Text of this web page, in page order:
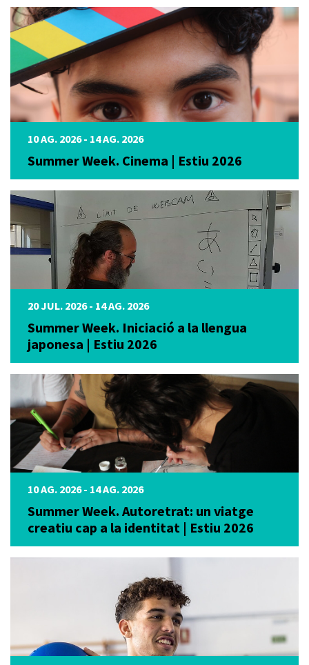
10 AG. 2026 - 14 AG. 2026
Summer Week. Cinema | Estiu 2026
20 JUL. 2026 - 14 AG. 2026
Summer Week. Iniciació a la llengua
japonesa | Estiu 2026
10 AG. 2026 - 14 AG. 2026
Summer Week. Autoretrat: un viatge
creatiu cap a la identitat | Estiu 2026